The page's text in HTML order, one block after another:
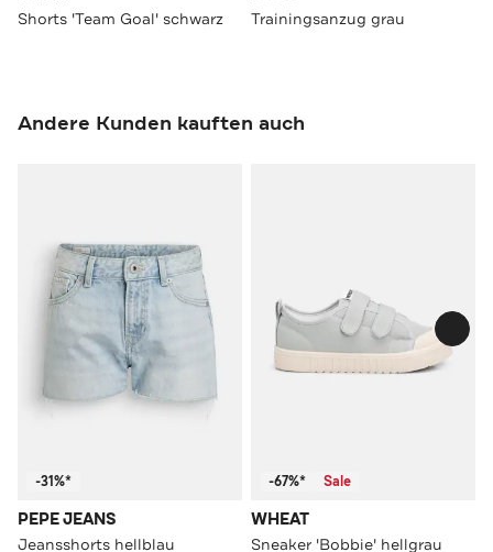
Shorts 'Team Goal' schwarz Trainingsanzug grau
Andere Kunden kauften auch
-31%*
PEPE JEANS
Jeansshorts hellblau
-67%* Sale
WHEAT
Sneaker 'Bobbie' hellgrau